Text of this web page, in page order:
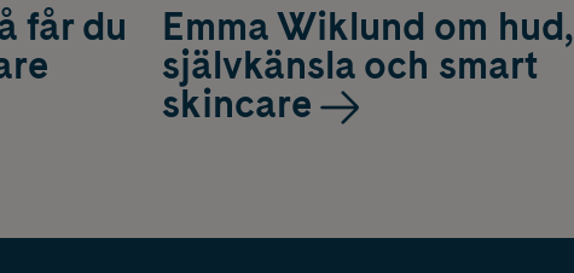
får du
Emma Wiklund om hud,
självkänsla och smart
skincare